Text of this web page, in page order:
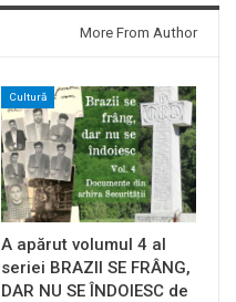
More From Author
Cultură
A apărut volumul 4 al
seriei BRAZII SE FRÂNG,
DAR NU SE ÎNDOIESC de